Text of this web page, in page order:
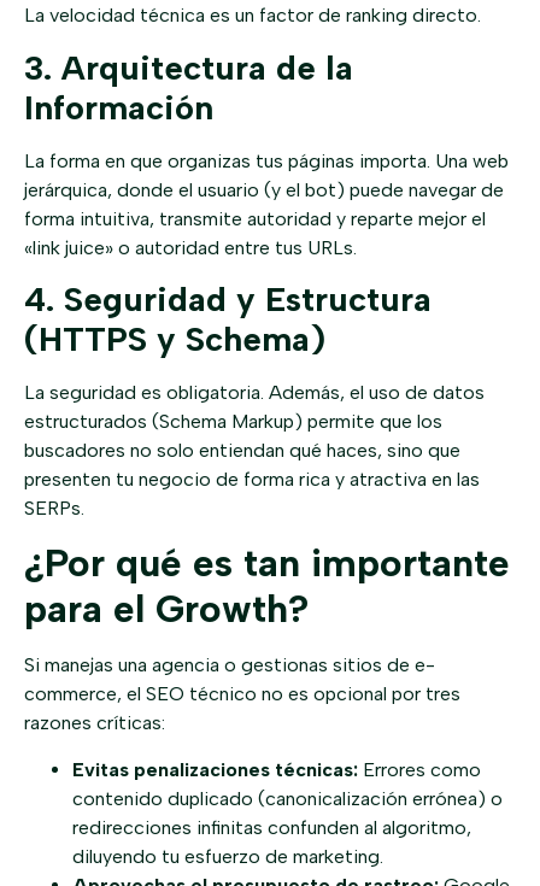
La velocidad técnica es un factor de ranking directo.
3. Arquitectura de la
Información
La forma en que organizas tus páginas importa. Una web
jerárquica, donde el usuario (y el bot) puede navegar de
forma intuitiva, transmite autoridad y reparte mejor el
«link juice» o autoridad entre tus URLs.
4. Seguridad y Estructura
(HTTPS y Schema)
La seguridad es obligatoria. Además, el uso de datos
estructurados (Schema Markup) permite que los
buscadores no solo entiendan qué haces, sino que
presenten tu negocio de forma rica y atractiva en las
SERPs.
¿Por qué es tan importante
para el Growth?
Si manejas una agencia o gestionas sitios de e-
commerce, el SEO técnico no es opcional por tres
razones críticas:
Evitas penalizaciones técnicas: Errores como
contenido duplicado (canonicalización errónea) o
redirecciones infinitas confunden al algoritmo,
diluyendo tu esfuerzo de marketing.